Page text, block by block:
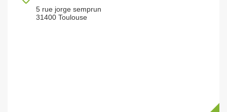
5 rue jorge semprun
31400 Toulouse